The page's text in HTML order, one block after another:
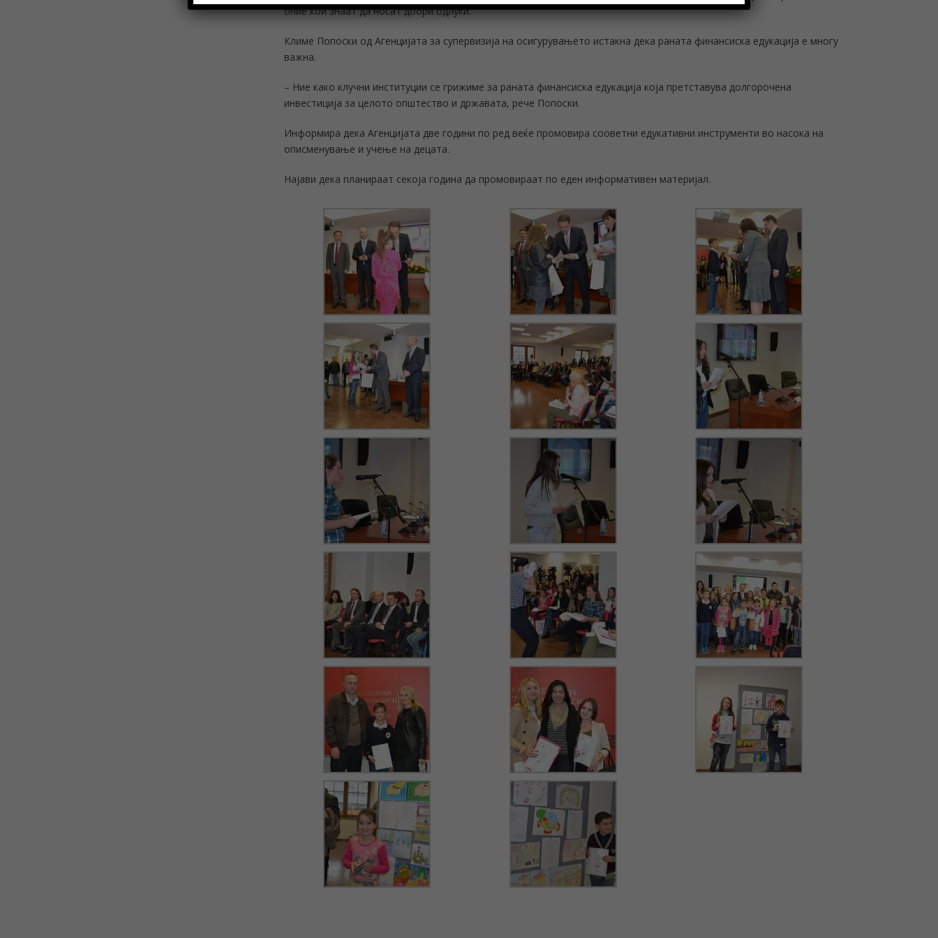
оние кои знаат да носат добри одлуки.
Климе Попоски од Агенцијата за супервизија на осигурувањето истакна дека раната финансиска едукација е многу
важна.
– Ние како клучни институции се грижиме за раната финансиска едукација која претставува долгорочена
инвестиција за целото општество и државата, рече Попоски.
Информира дека Агенцијата две години по ред веќе промовира сооветни едукативни инструменти во насока на
описменување и учење на децата.
Најави дека планираат секоја година да промовираат по еден информативен материјал.